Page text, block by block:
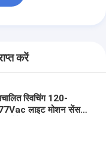
करें
स्विचिंग 120-
लाइट मोशन सेंसर